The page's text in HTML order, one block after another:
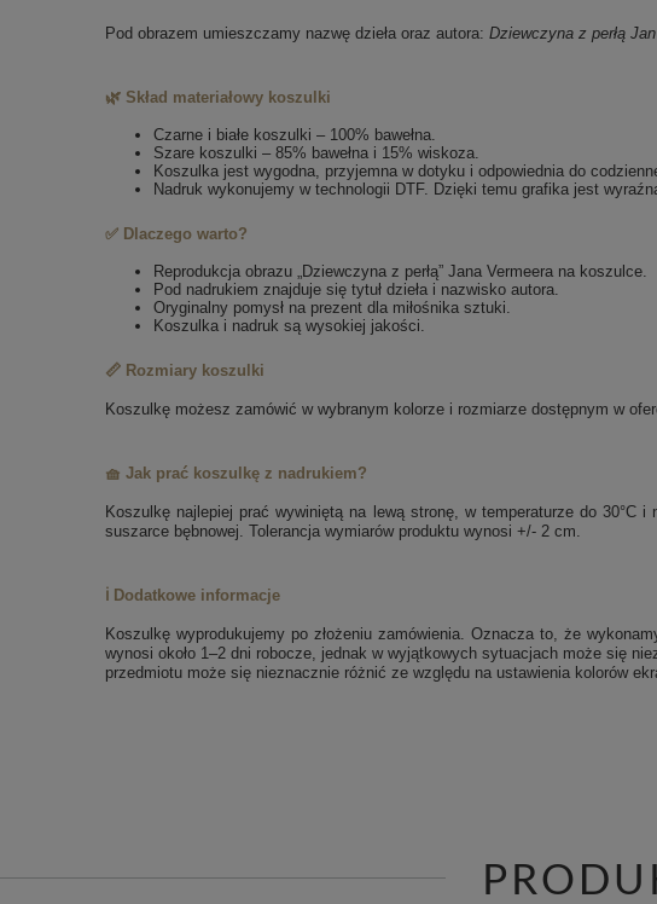
Pod obrazem umieszczamy nazwę dzieła oraz autora: Dziewczyna z perłą
🌿 Skład materiałowy koszulki
Czarne i białe koszulki – 100% bawełna.
Szare koszulki – 85% bawełna i 15% wiskoza.
Koszulka jest wygodna, przyjemna w dotyku i odpowiednia do
Nadruk wykonujemy w technologii DTF. Dzięki temu grafika jest
✅ Dlaczego warto?
Reprodukcja obrazu „Dziewczyna z perłą” Jana Vermeera na koszulce.
Pod nadrukiem znajduje się tytuł dzieła i nazwisko autora.
Oryginalny pomysł na prezent dla miłośnika sztuki.
Koszulka i nadruk są wysokiej jakości.
📏 Rozmiary koszulki
Koszulkę możesz zamówić w wybranym kolorze i rozmiarze dostępnym w
🧺 Jak prać koszulkę z nadrukiem?
Koszulkę najlepiej prać wywiniętą na lewą stronę, w temperaturze do
suszarce bębnowej. Tolerancja wymiarów produktu wynosi +/- 2 cm.
ℹ️ Dodatkowe informacje
Koszulkę wyprodukujemy po złożeniu zamówienia. Oznacza to, że
wynosi około 1–2 dni robocze, jednak w wyjątkowych sytuacjach może się
przedmiotu może się nieznacznie różnić ze względu na ustawienia kolorów